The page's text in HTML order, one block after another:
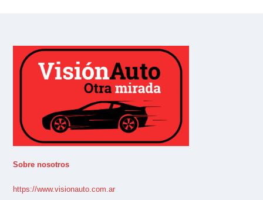
Sobre nosotros
https://www.visionauto.com.ar